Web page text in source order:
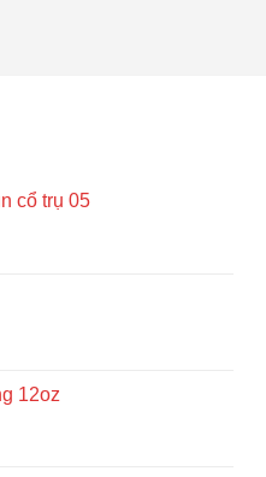
cổ trụ 05
12oz